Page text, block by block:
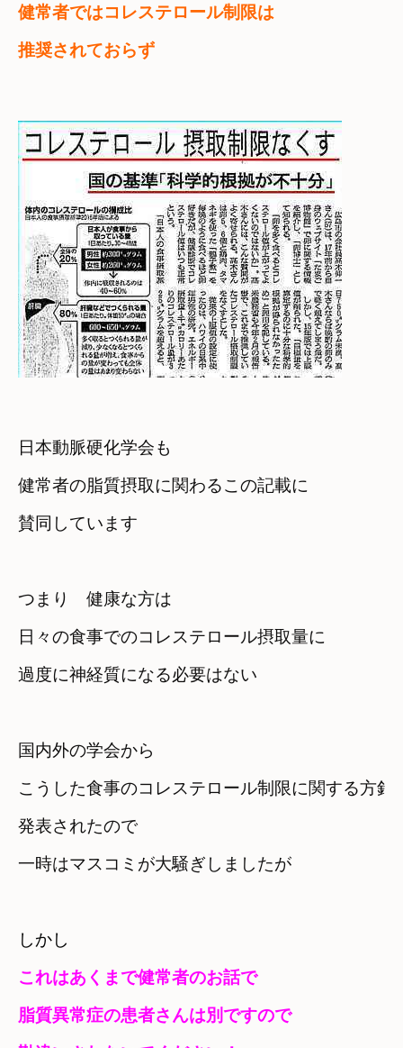
健常者ではコレステロール制限は
推奨されておらず
日本動脈硬化学会も
健常者の脂質摂取に関わるこの記載に
賛同しています
つまり　健康な方は
日々の食事でのコレステロール摂取量に
過度に神経質になる必要はない
国内外の学会から
こうした食事のコレステロール制限に関する方針
発表されたので
一時はマスコミが大騒ぎしましたが
脂質異常症の患者さんは別ですので